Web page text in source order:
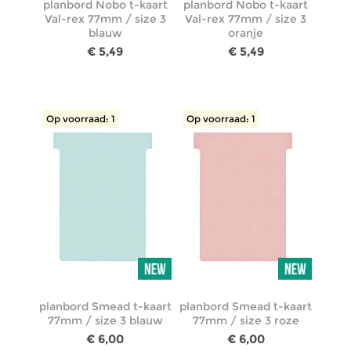
planbord Nobo t-kaart
Val-rex 77mm / size 3
blauw
€ 5,49
planbord Nobo t-kaart
Val-rex 77mm / size 3
oranje
€ 5,49
Op voorraad: 1
planbord Smead t-kaart
77mm / size 3 blauw
€ 6,00
Op voorraad: 1
planbord Smead t-kaart
77mm / size 3 roze
€ 6,00